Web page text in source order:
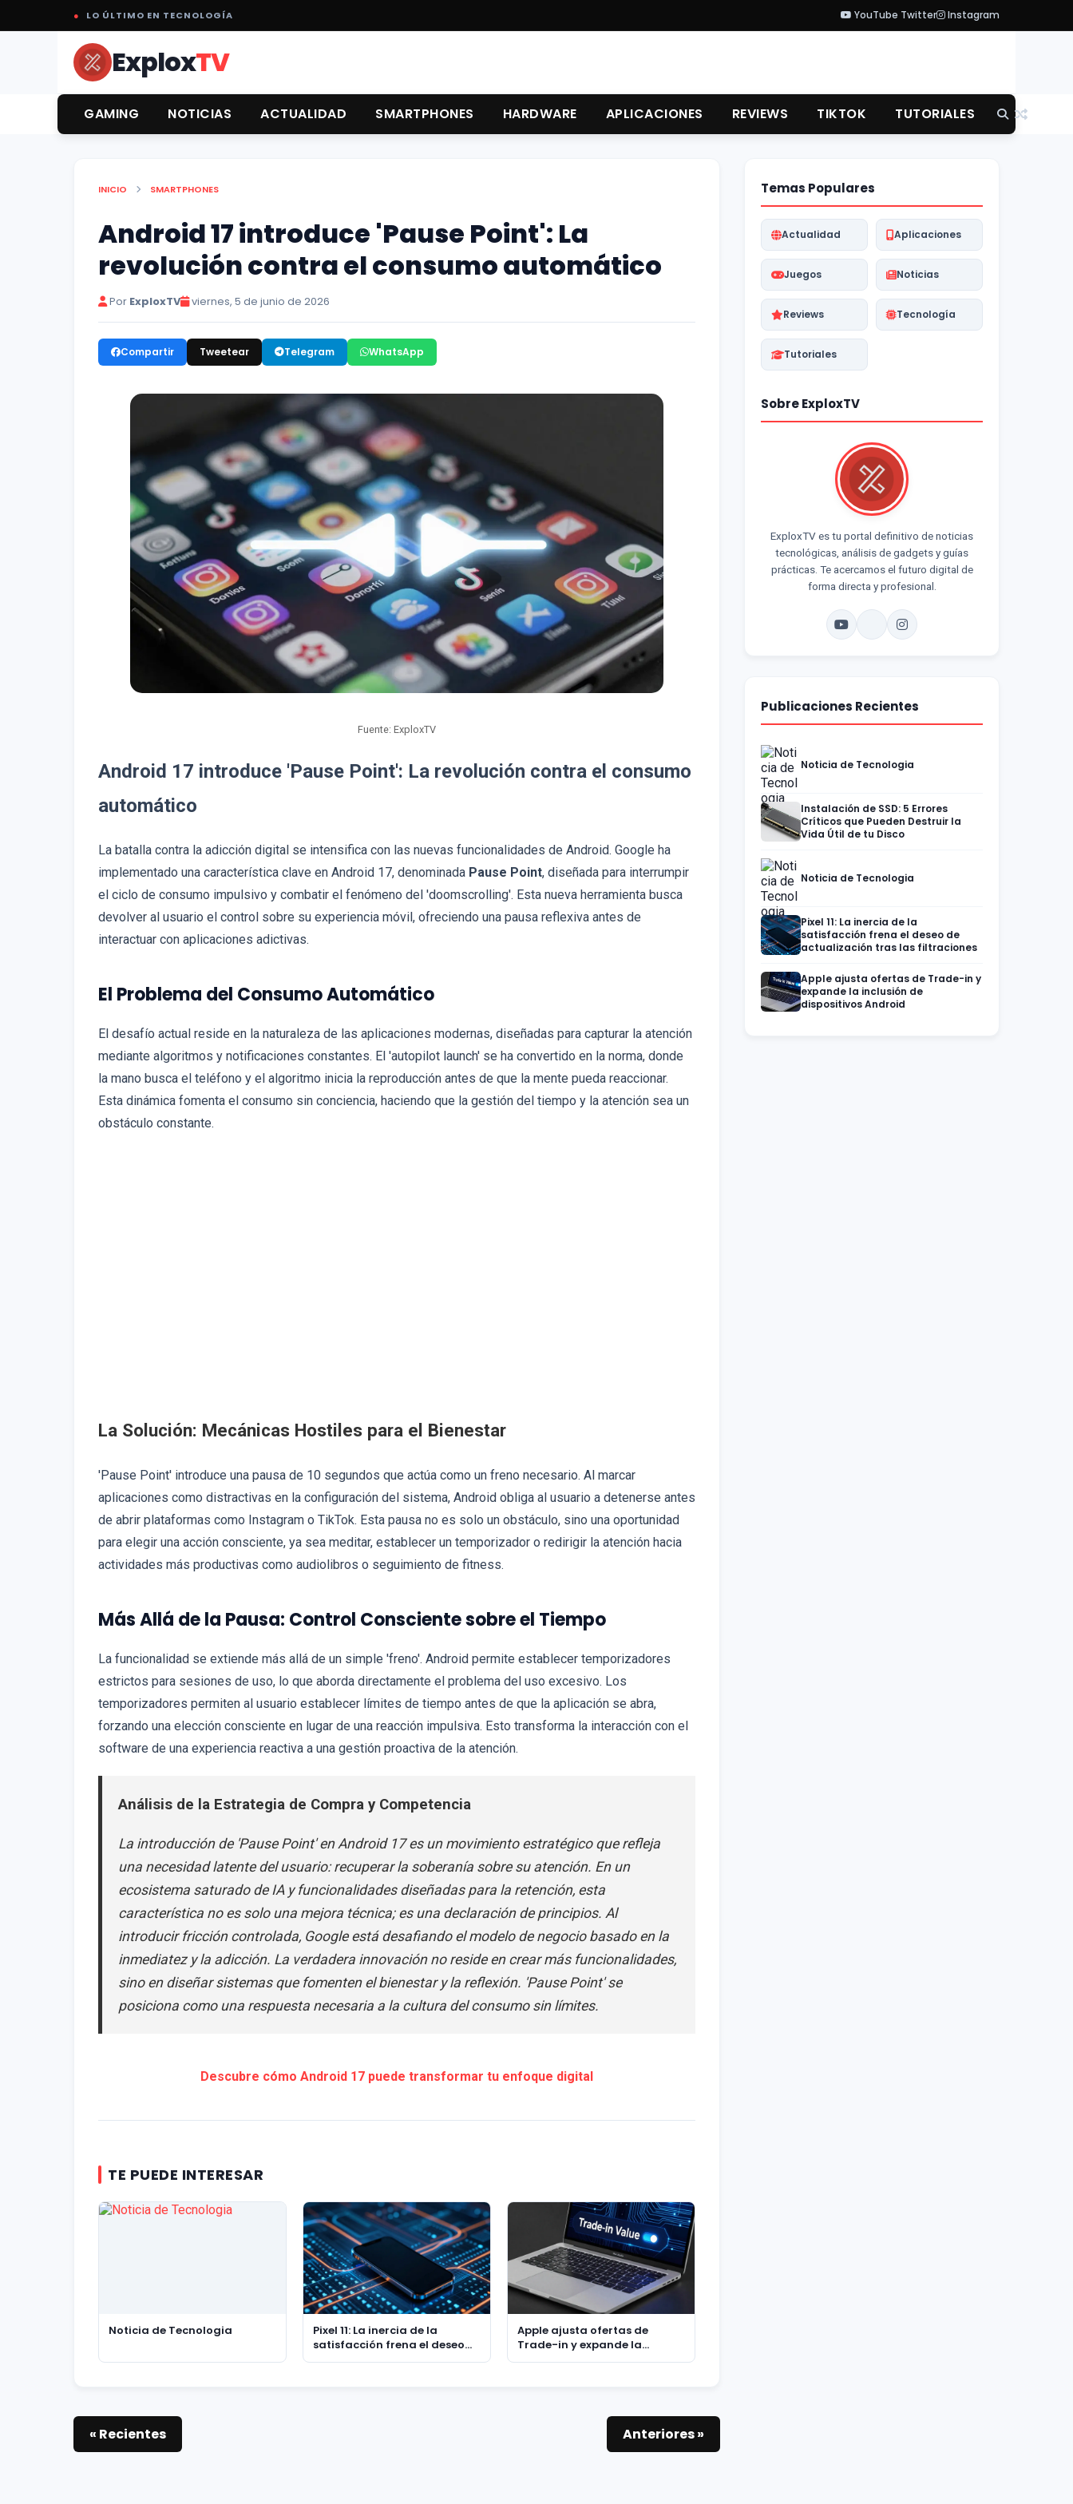
● LO ÚLTIMO EN TECNOLOGÍA YouTube Twitter Instagram
ExploxTV
GAMING NOTICIAS ACTUALIDAD SMARTPHONES HARDWARE APLICACIONES REVIEWS TIKTOK TUTORIALES
INICIO SMARTPHONES
Android 17 introduce 'Pause Point': La
revolución contra el consumo automático
Por ExploxTV viernes, 5 de junio de 2026
Compartir Tweetear Telegram WhatsApp
Fuente: ExploxTV
Android 17 introduce 'Pause Point': La revolución contra el consumo
automático
La batalla contra la adicción digital se intensifica con las nuevas funcionalidades de Android. Google ha
implementado una característica clave en Android 17, denominada Pause Point, diseñada para interrumpir
el ciclo de consumo impulsivo y combatir el fenómeno del 'doomscrolling'. Esta nueva herramienta busca
devolver al usuario el control sobre su experiencia móvil, ofreciendo una pausa reflexiva antes de
interactuar con aplicaciones adictivas.
El Problema del Consumo Automático
El desafío actual reside en la naturaleza de las aplicaciones modernas, diseñadas para capturar la atención
mediante algoritmos y notificaciones constantes. El 'autopilot launch' se ha convertido en la norma, donde
la mano busca el teléfono y el algoritmo inicia la reproducción antes de que la mente pueda reaccionar.
Esta dinámica fomenta el consumo sin conciencia, haciendo que la gestión del tiempo y la atención sea un
obstáculo constante.
La Solución: Mecánicas Hostiles para el Bienestar
'Pause Point' introduce una pausa de 10 segundos que actúa como un freno necesario. Al marcar
aplicaciones como distractivas en la configuración del sistema, Android obliga al usuario a detenerse antes
de abrir plataformas como Instagram o TikTok. Esta pausa no es solo un obstáculo, sino una oportunidad
para elegir una acción consciente, ya sea meditar, establecer un temporizador o redirigir la atención hacia
actividades más productivas como audiolibros o seguimiento de fitness.
Más Allá de la Pausa: Control Consciente sobre el Tiempo
La funcionalidad se extiende más allá de un simple 'freno'. Android permite establecer temporizadores
estrictos para sesiones de uso, lo que aborda directamente el problema del uso excesivo. Los
temporizadores permiten al usuario establecer límites de tiempo antes de que la aplicación se abra,
forzando una elección consciente en lugar de una reacción impulsiva. Esto transforma la interacción con el
software de una experiencia reactiva a una gestión proactiva de la atención.
Análisis de la Estrategia de Compra y Competencia
La introducción de 'Pause Point' en Android 17 es un movimiento estratégico que refleja
una necesidad latente del usuario: recuperar la soberanía sobre su atención. En un
ecosistema saturado de IA y funcionalidades diseñadas para la retención, esta
característica no es solo una mejora técnica; es una declaración de principios. Al
introducir fricción controlada, Google está desafiando el modelo de negocio basado en la
inmediatez y la adicción. La verdadera innovación no reside en crear más funcionalidades,
sino en diseñar sistemas que fomenten el bienestar y la reflexión. 'Pause Point' se
posiciona como una respuesta necesaria a la cultura del consumo sin límites.
Descubre cómo Android 17 puede transformar tu enfoque digital
TE PUEDE INTERESAR
Noticia de Tecnologia
Pixel 11: La inercia de la
satisfacción frena el deseo
de actualización tras las
Apple ajusta ofertas de
Trade-in y expande la
inclusión de dispositivos
« Recientes Anteriores »
Temas Populares
Actualidad Aplicaciones
Juegos Noticias
Reviews Tecnología
Tutoriales
Sobre ExploxTV
ExploxTV es tu portal definitivo de noticias
tecnológicas, análisis de gadgets y guías
prácticas. Te acercamos el futuro digital de
forma directa y profesional.
Publicaciones Recientes
Noticia de Tecnologia
Instalación de SSD: 5 Errores
Críticos que Pueden Destruir la
Vida Útil de tu Disco
Noticia de Tecnologia
Pixel 11: La inercia de la
satisfacción frena el deseo de
actualización tras las filtraciones
Apple ajusta ofertas de Trade-in y
expande la inclusión de
dispositivos Android